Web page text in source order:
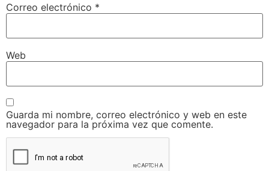
Correo electrónico *
Web
Guarda mi nombre, correo electrónico y web en este
navegador para la próxima vez que comente.